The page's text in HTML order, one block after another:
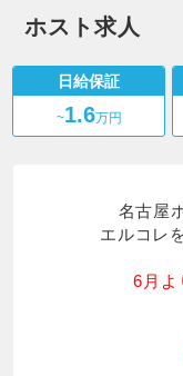
ホスト求人
日給保証
~1.6万円
名古屋
エルコレ
6月よ